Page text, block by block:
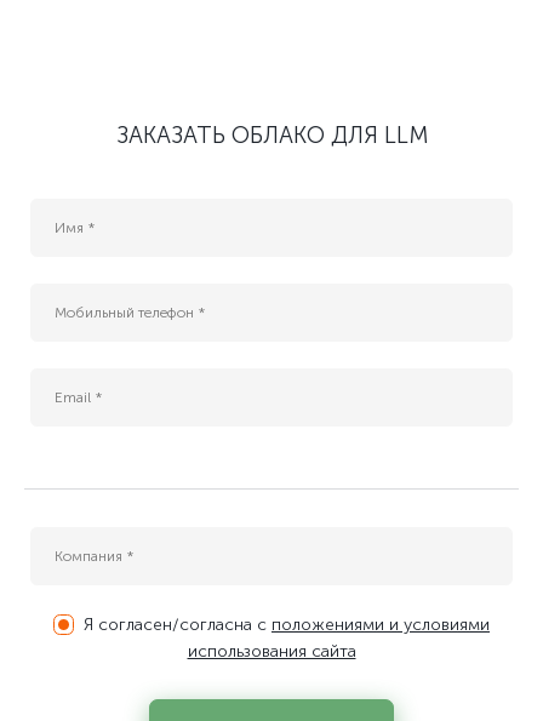
ЗАКАЗАТЬ ОБЛАКО ДЛЯ LLM
Я согласен/согласна с положениями и условиями
использования сайта